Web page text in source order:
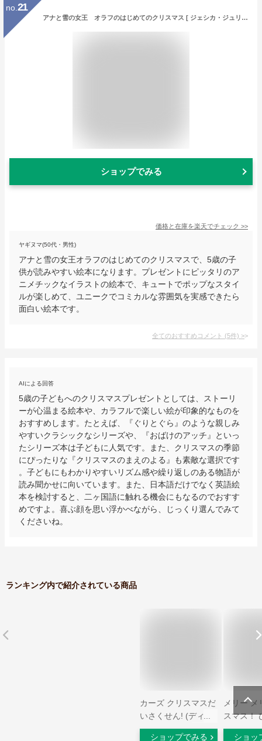
no. 21
アナと雪の女王 オラフのはじめてのクリスマス [ ジェシカ・ジュリアス ]
ショップでみる
価格と在庫を楽天でチェック >>
ヤギヌマ(50代・男性)
アナと雪の女王オラフのはじめてのクリスマスで、5歳の子
供が読みやすい絵本になります。プレゼントにピッタリのア
ニメチックなイラストの絵本で、キュートでポップなスタイ
ルが楽しめて、ユニークでコミカルな雰囲気を実感できたら
面白い絵本です。
全てのおすすめコメント (5件) >
AIによる回答
5歳の子どもへのクリスマスプレゼントとしては、ストーリ
ーが心温まる絵本や、カラフルで楽しい絵が印象的なものを
おすすめします。たとえば、『ぐりとぐら』のような親しみ
やすいクラシックなシリーズや、『おばけのアッチ』といっ
たシリーズ本は子どもに人気です。また、クリスマスの季節
にぴったりな『クリスマスのまえのよる』も素敵な選択です
。子どもにもわかりやすいリズム感や繰り返しのある物語が
読み聞かせに向いています。また、日本語だけでなく英語絵
本を検討すると、二ヶ国語に触れる機会にもなるのでおすす
めですよ。喜ぶ顔を思い浮かべながら、じっくり選んでみて
くださいね。
ランキング内で紹介されている商品
カーズ クリスマスだ
いさくせん! (ディズ
ニー物語絵本)
ショップでみる
メリー メ
スマス！
ん [ 岡村
ショッ